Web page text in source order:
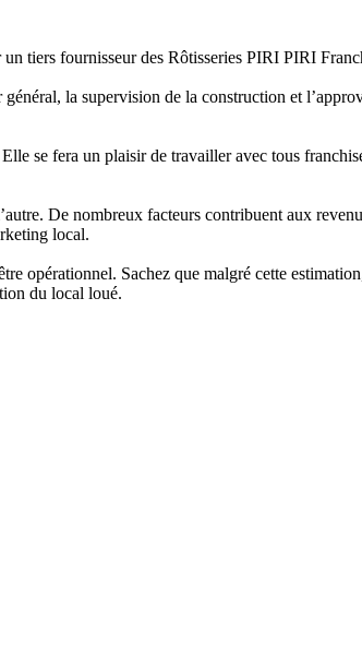
tiers fournisseur des Rôtisseries PIRI PIRI
la supervision de la construction et
se fera un plaisir de travailler avec tous
De nombreux facteurs contribuent aux
local.
opérationnel. Sachez que malgré cette
du local loué.